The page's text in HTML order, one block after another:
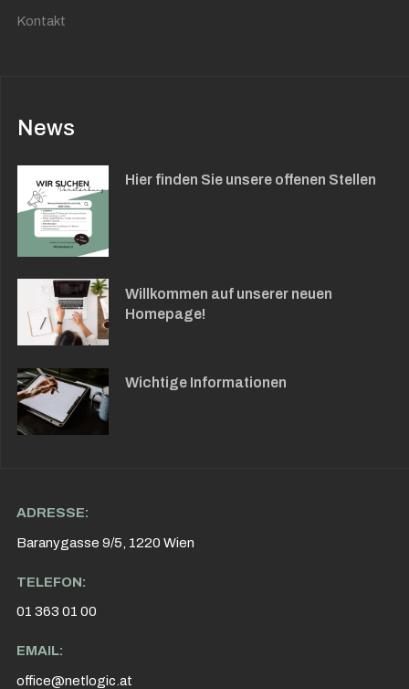
Kontakt
News
Hier finden Sie unsere offenen Stellen
Willkommen auf unserer neuen
Homepage!
Wichtige Informationen
ADRESSE:
Baranygasse 9/5, 1220 Wien
TELEFON:
01 363 01 00
EMAIL:
office@netlogic.at